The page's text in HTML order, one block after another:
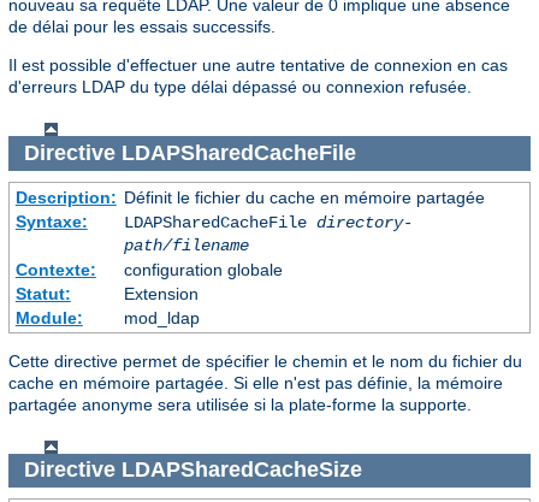
nouveau sa requête LDAP. Une valeur de 0 implique une absence
de délai pour les essais successifs.
Il est possible d'effectuer une autre tentative de connexion en cas
d'erreurs LDAP du type délai dépassé ou connexion refusée.
Directive LDAPSharedCacheFile
Description: Définit le fichier du cache en mémoire partagée
Syntaxe:
LDAPSharedCacheFile directory-
path/filename
Contexte:
configuration globale
Statut:
Extension
Module:
mod_ldap
Cette directive permet de spécifier le chemin et le nom du fichier du
cache en mémoire partagée. Si elle n'est pas définie, la mémoire
partagée anonyme sera utilisée si la plate-forme la supporte.
Directive LDAPSharedCacheSize